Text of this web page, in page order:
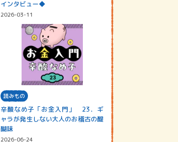
インタビュー◆
2026-03-11
読みもの
辛酸なめ子「お金入門」 23．ギ
ャラが発生しない大人のお稽古の醍
醐味
2026-06-24